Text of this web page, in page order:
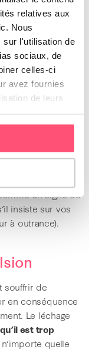
relatives aux
Nous
sur l'utilisation de
sociaux, de
celles-ci
avez fournies
de leurs
qui peuvent
en vous léchant.
!
votre animal
et qu’il se
mots, emmenez-
un signe de
insiste sur vos
à outrance).
souffrir de
en conséquence
Le léchage
est trop
quelle